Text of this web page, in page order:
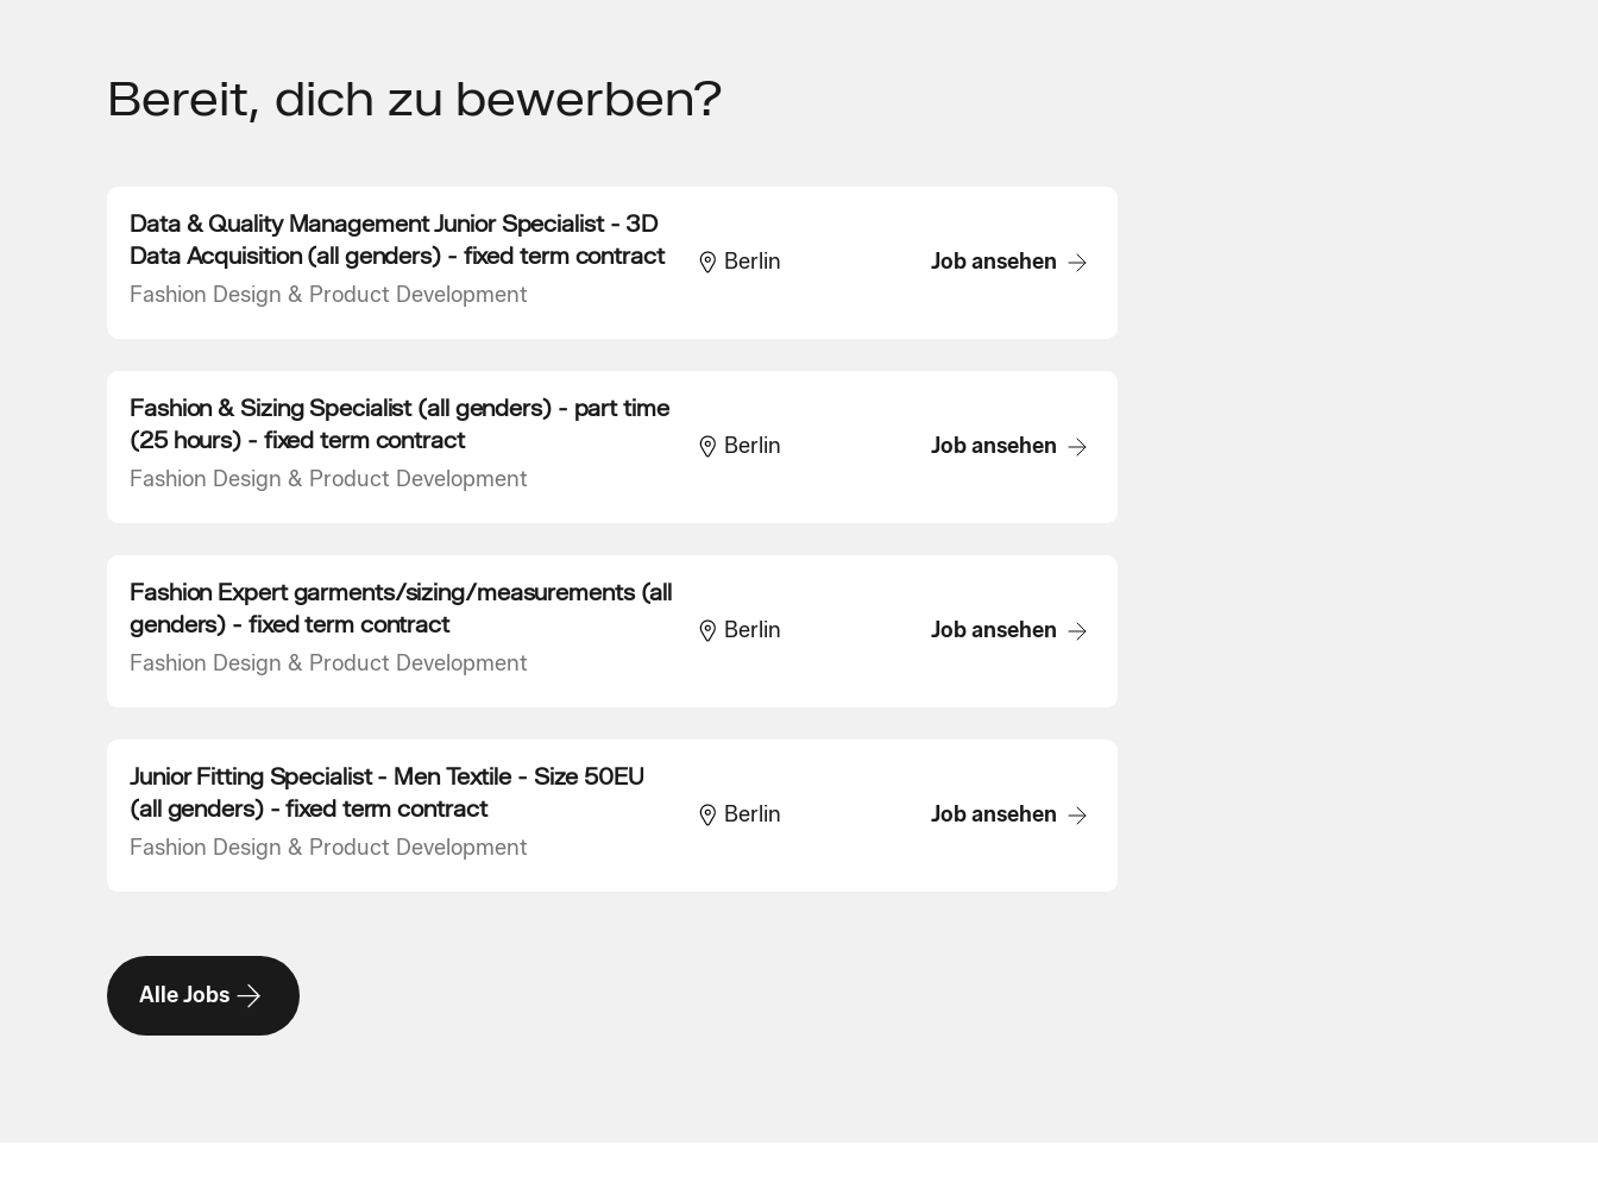
Bereit, dich zu bewerben?
Data & Quality Management Junior Specialist - 3D
Data Acquisition (all genders) - fixed term contract
Fashion Design & Product Development
Berlin Job ansehen
Fashion & Sizing Specialist (all genders) - part time
(25 hours) - fixed term contract
Fashion Design & Product Development
Berlin Job ansehen
Fashion Expert garments/sizing/measurements (all
genders) - fixed term contract
Fashion Design & Product Development
Berlin Job ansehen
Junior Fitting Specialist - Men Textile - Size 50EU
(all genders) - fixed term contract
Fashion Design & Product Development
Berlin Job ansehen
Alle Jobs